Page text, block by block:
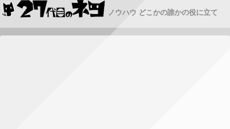
ノウハウ どこかの誰かの役に立て